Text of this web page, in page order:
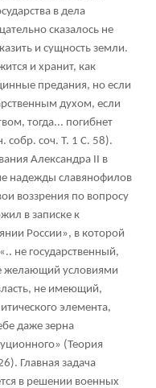
в дела
сказалось не
и сущность земли.
и хранит, как
предания, но если
духом, если
тогда... погибнет
собр. соч. Т. 1 С. 58).
Александра II в
надежды славянофилов
воззрения по вопросу
в записке к
России», в которой
не государственный,
желающий условиями
не имеющий,
элемента,
даже зерна
(Теория
Главная задача
в решении военных